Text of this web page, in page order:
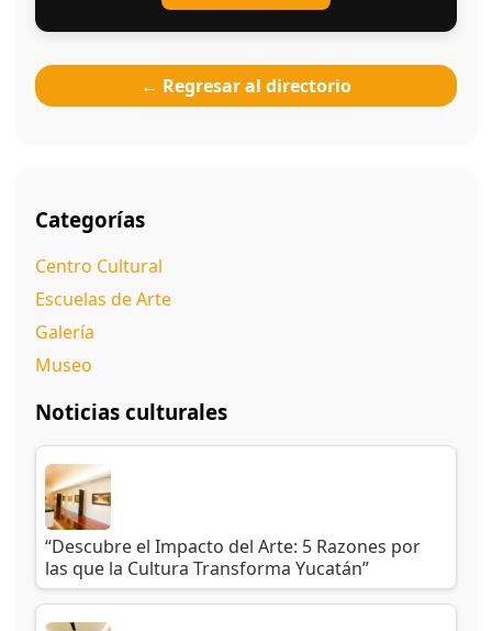
← Regresar al directorio
Categorías
Centro Cultural
Escuelas de Arte
Galería
Museo
Noticias culturales
“Descubre el Impacto del Arte: 5 Razones por
las que la Cultura Transforma Yucatán”